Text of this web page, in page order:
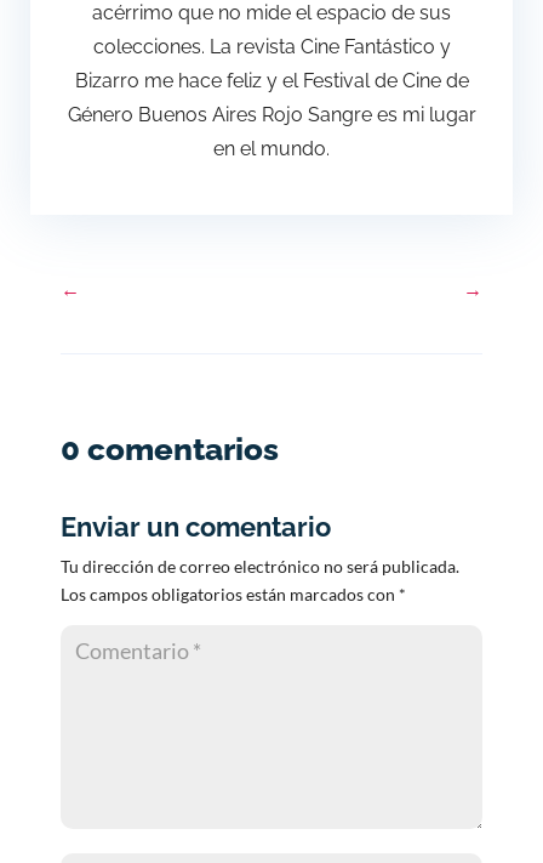
acérrimo que no mide el espacio de sus
colecciones. La revista Cine Fantástico y
Bizarro me hace feliz y el Festival de Cine de
Género Buenos Aires Rojo Sangre es mi lugar
en el mundo.
← →
0 comentarios
Enviar un comentario
Tu dirección de correo electrónico no será publicada.
Los campos obligatorios están marcados con *